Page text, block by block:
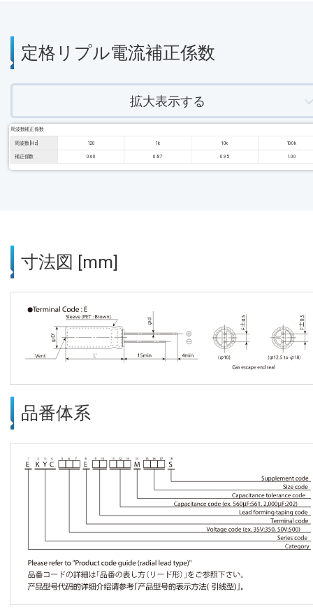
定格リプル電流補正係数
拡大表示する
周波数補正係数
周波数 [Hz] 120 1k 10k 100k
補正係数 0.60 0.87 0.95 1.00
寸法図 [mm]
品番体系